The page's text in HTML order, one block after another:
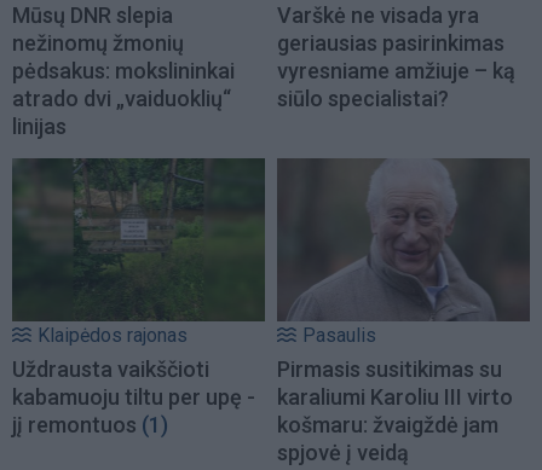
Mūsų DNR slepia
nežinomų žmonių
pėdsakus: mokslininkai
atrado dvi „vaiduoklių“
linijas
Varškė ne visada yra
geriausias pasirinkimas
vyresniame amžiuje – ką
siūlo specialistai?
Klaipėdos rajonas
Uždrausta vaikščioti
kabamuoju tiltu per upę -
jį remontuos (1)
Pasaulis
Pirmasis susitikimas su
karaliumi Karoliu III virto
košmaru: žvaigždė jam
spjovė į veidą